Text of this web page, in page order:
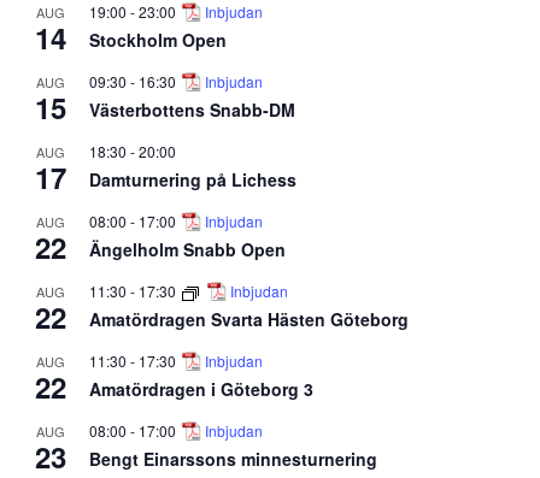
AUG
14
19:00 -23:00 Inbjudan
Stockholm Open
AUG
15
09:30 - 16:30 Inbjudan
Västerbottens Snabb-DM
AUG
17
18:30 -20:00
Damturnering på Lichess
AUG
22
08:00 - 17:00 Inbjudan
Ängelholm Snabb Open
AUG
22
11:30 - 17:30 Inbjudan
Amatördragen Svarta Hästen Göteborg
AUG
22
11:30 - 17:30 Inbjudan
Amatördragen i Göteborg 3
AUG
23
08:00 - 17:00 Inbjudan
Bengt Einarssons minnesturnering